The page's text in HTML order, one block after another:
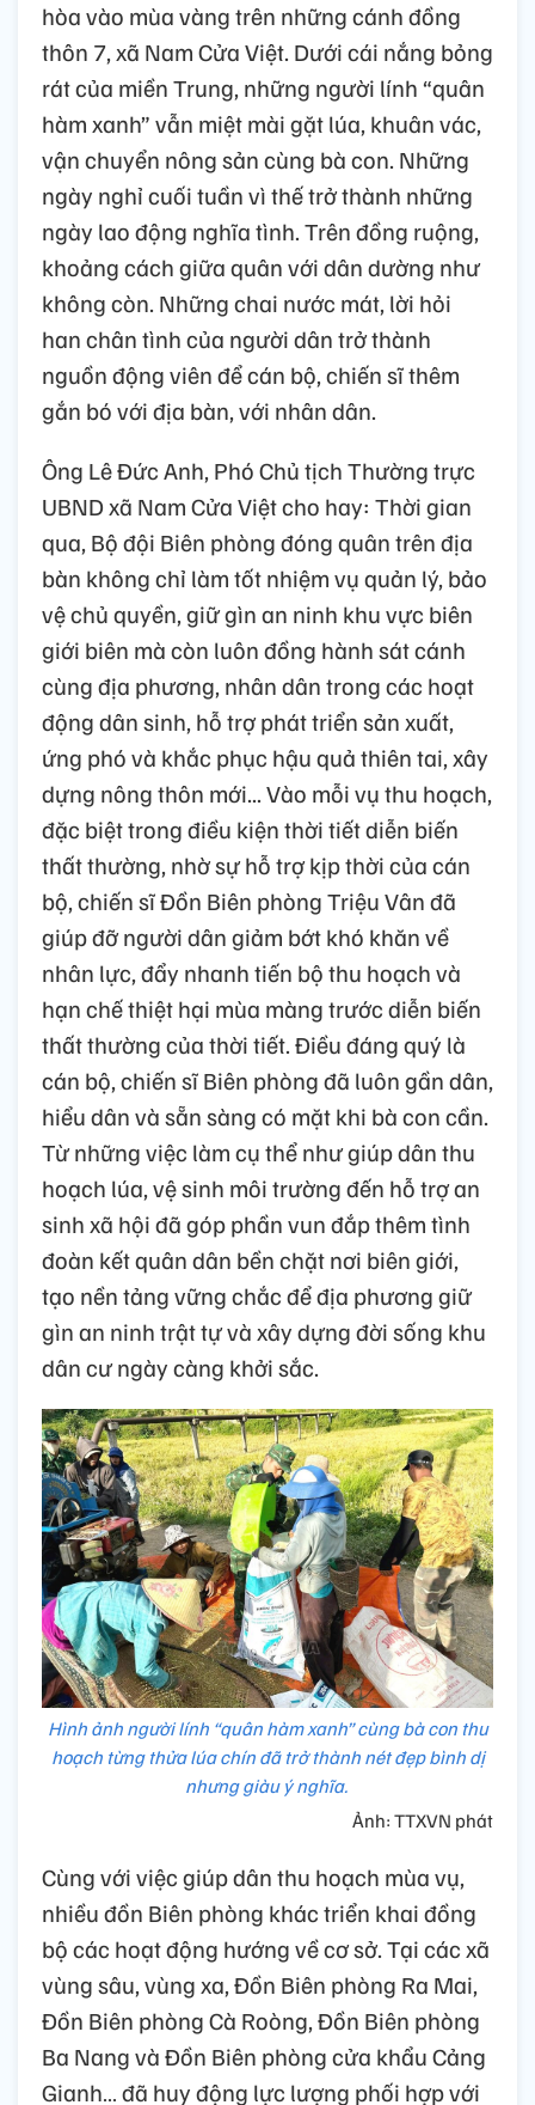
hòa vào mùa vàng trên những cánh đồng
thôn 7, xã Nam Cửa Việt. Dưới cái nắng bỏng
rát của miền Trung, những người lính “quân
hàm xanh” vẫn miệt mài gặt lúa, khuân vác,
vận chuyển nông sản cùng bà con. Những
ngày nghỉ cuối tuần vì thế trở thành những
ngày lao động nghĩa tình. Trên đồng ruộng,
khoảng cách giữa quân với dân dường như
không còn. Những chai nước mát, lời hỏi
han chân tình của người dân trở thành
nguồn động viên để cán bộ, chiến sĩ thêm
gắn bó với địa bàn, với nhân dân.
Ông Lê Đức Anh, Phó Chủ tịch Thường trực
UBND xã Nam Cửa Việt cho hay: Thời gian
qua, Bộ đội Biên phòng đóng quân trên địa
bàn không chỉ làm tốt nhiệm vụ quản lý, bảo
vệ chủ quyền, giữ gìn an ninh khu vực biên
giới biên mà còn luôn đồng hành sát cánh
cùng địa phương, nhân dân trong các hoạt
động dân sinh, hỗ trợ phát triển sản xuất,
ứng phó và khắc phục hậu quả thiên tai, xây
dựng nông thôn mới... Vào mỗi vụ thu hoạch,
đặc biệt trong điều kiện thời tiết diễn biến
thất thường, nhờ sự hỗ trợ kịp thời của cán
bộ, chiến sĩ Đồn Biên phòng Triệu Vân đã
giúp đỡ người dân giảm bớt khó khăn về
nhân lực, đẩy nhanh tiến bộ thu hoạch và
hạn chế thiệt hại mùa màng trước diễn biến
thất thường của thời tiết. Điều đáng quý là
cán bộ, chiến sĩ Biên phòng đã luôn gần dân,
hiểu dân và sẵn sàng có mặt khi bà con cần.
Từ những việc làm cụ thể như giúp dân thu
hoạch lúa, vệ sinh môi trường đến hỗ trợ an
sinh xã hội đã góp phần vun đắp thêm tình
đoàn kết quân dân bền chặt nơi biên giới,
tạo nền tảng vững chắc để địa phương giữ
gìn an ninh trật tự và xây dựng đời sống khu
dân cư ngày càng khởi sắc.
Hình ảnh người lính “quân hàm xanh” cùng bà con thu
hoạch từng thửa lúa chín đã trở thành nét đẹp bình dị
nhưng giàu ý nghĩa.
Ảnh: TTXVN phát
Cùng với việc giúp dân thu hoạch mùa vụ,
nhiều đồn Biên phòng khác triển khai đồng
bộ các hoạt động hướng về cơ sở. Tại các xã
vùng sâu, vùng xa, Đồn Biên phòng Ra Mai,
Đồn Biên phòng Cà Roòng, Đồn Biên phòng
Ba Nang và Đồn Biên phòng cửa khẩu Cảng
Gianh… đã huy động lực lượng phối hợp với